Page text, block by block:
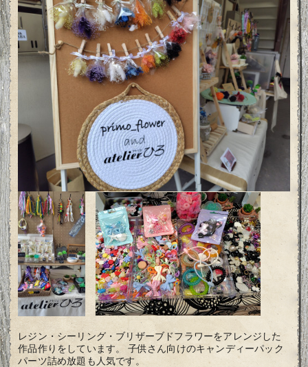
レジン・シーリング・ブリザーブドフラワーをアレンジした
作品作りをしています。 子供さん向けのキャンディーパック
パーツ詰め放題も人気です。